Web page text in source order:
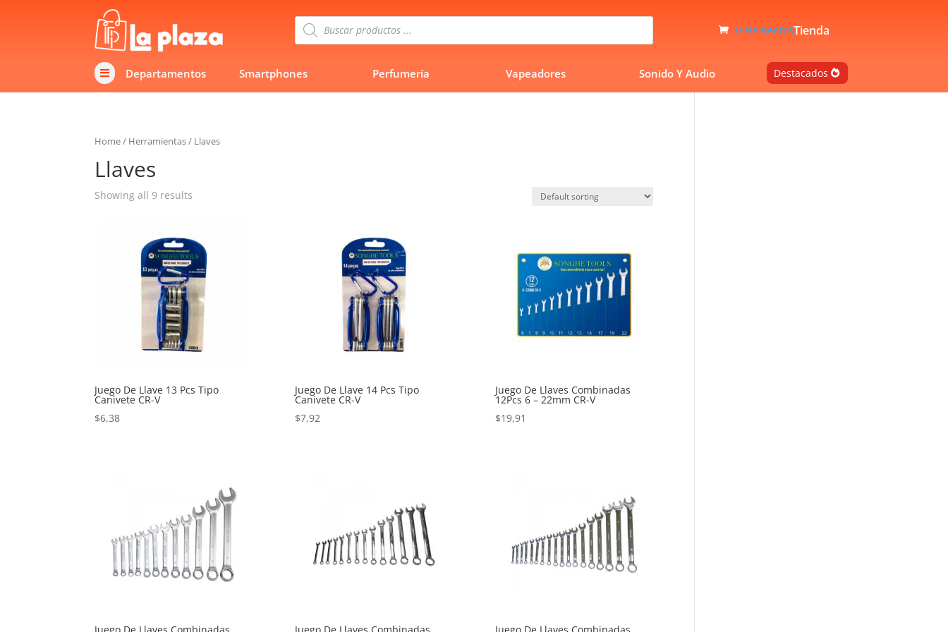
Búsqueda
de
productos
0 elementosTienda
 Departamentos Smartphones Perfumería Vapeadores Sonido Y Audio Destacados
Home/ Herramientas/ Llaves
Llaves
Showing all 9 results
Juego De Llave 13 Pcs Tipo
Canivete CR-V
$6,38
Juego De Llave 14 Pcs Tipo
Canivete CR-V
$7,92
Juego De Llaves Combinadas
12Pcs 6 – 22mm CR-V
$19,91